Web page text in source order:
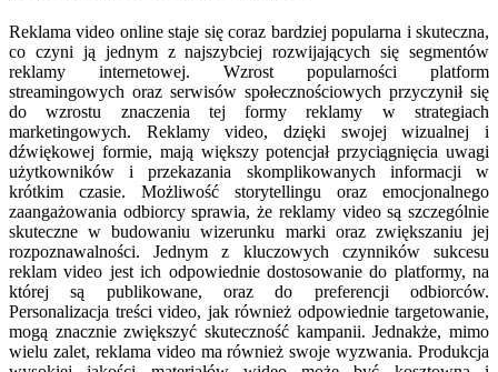
Reklama video online staje się coraz bardziej popularna i skuteczna,
co czyni ją jednym z najszybciej rozwijających się segmentów
reklamy internetowej. Wzrost popularności platform
streamingowych oraz serwisów społecznościowych przyczynił się
do wzrostu znaczenia tej formy reklamy w strategiach
marketingowych. Reklamy video, dzięki swojej wizualnej i
dźwiękowej formie, mają większy potencjał przyciągnięcia uwagi
użytkowników i przekazania skomplikowanych informacji w
krótkim czasie. Możliwość storytellingu oraz emocjonalnego
zaangażowania odbiorcy sprawia, że reklamy video są szczególnie
skuteczne w budowaniu wizerunku marki oraz zwiększaniu jej
rozpoznawalności. Jednym z kluczowych czynników sukcesu
reklam video jest ich odpowiednie dostosowanie do platformy, na
której są publikowane, oraz do preferencji odbiorców.
Personalizacja treści video, jak również odpowiednie targetowanie,
mogą znacznie zwiększyć skuteczność kampanii. Jednakże, mimo
wielu zalet, reklama video ma również swoje wyzwania. Produkcja